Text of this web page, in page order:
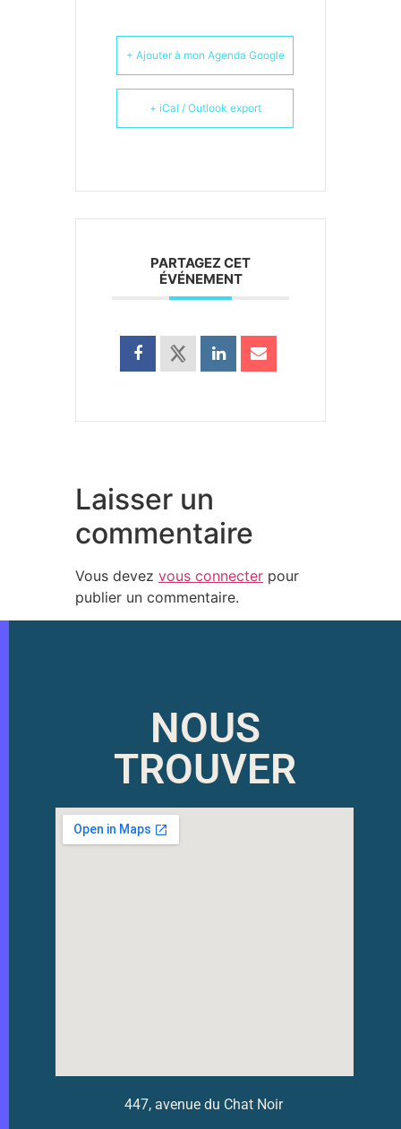
+ Ajouter à mon Agenda Google
+ iCal / Outlook export
PARTAGEZ CET
ÉVÉNEMENT
Laisser un
commentaire
Vous devez vous connecter pour
publier un commentaire.
NOUS
TROUVER
447, avenue du Chat Noir